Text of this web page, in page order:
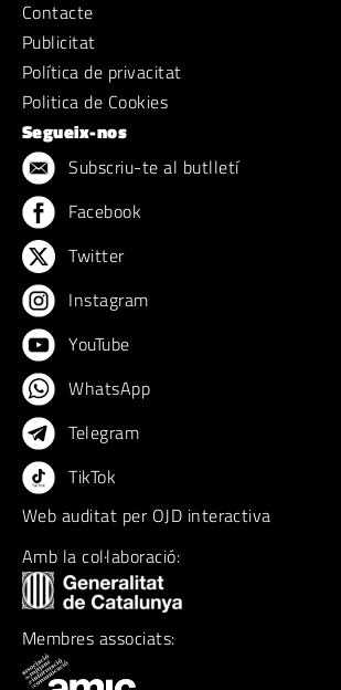
Contacte
Publicitat
Política de privacitat
Politica de Cookies
Segueix-nos
Subscriu-te al butlletí
Facebook
Twitter
Instagram
YouTube
WhatsApp
Telegram
TikTok
Web auditat per OJD interactiva
Amb la col·laboració:
Membres associats: